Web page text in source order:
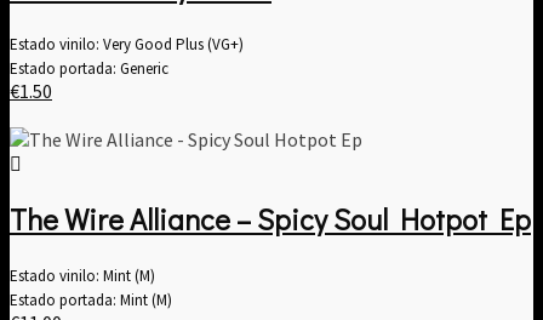
Estado vinilo: Very Good Plus (VG+)
Estado portada: Generic
€1.50
The Wire Alliance – Spicy Soul Hotpot Ep
Estado vinilo: Mint (M)
Estado portada: Mint (M)